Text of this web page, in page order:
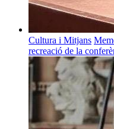
Cultura i Mitjans
recreació de la